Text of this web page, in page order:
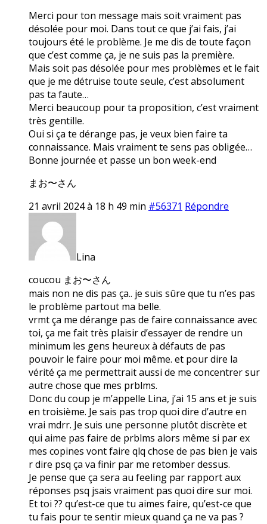
Merci pour ton message mais soit vraiment pas
désolée pour moi. Dans tout ce que j’ai fais, j’ai
toujours été le problème. Je me dis de toute façon
que c’est comme ça, je ne suis pas la première.
Mais soit pas désolée pour mes problèmes et le fait
que je me détruise toute seule, c’est absolument
pas ta faute…
Merci beaucoup pour ta proposition, c’est vraiment
très gentille.
Oui si ça te dérange pas, je veux bien faire ta
connaissance. Mais vraiment te sens pas obligée…
Bonne journée et passe un bon week-end
まお〜さん
21 avril 2024 à 18 h 49 min #56371 Répondre
Lina
coucou まお〜さん
mais non ne dis pas ça.. je suis sûre que tu n’es pas
le problème partout ma belle.
vrmt ça me dérange pas de faire connaissance avec
toi, ça me fait très plaisir d’essayer de rendre un
minimum les gens heureux à défauts de pas
pouvoir le faire pour moi même. et pour dire la
vérité ça me permettrait aussi de me concentrer sur
autre chose que mes prblms.
Donc du coup je m’appelle Lina, j’ai 15 ans et je suis
en troisième. Je sais pas trop quoi dire d’autre en
vrai mdrr. Je suis une personne plutôt discrète et
qui aime pas faire de prblms alors même si par ex
mes copines vont faire qlq chose de pas bien je vais
r dire psq ça va finir par me retomber dessus.
Je pense que ça sera au feeling par rapport aux
réponses psq jsais vraiment pas quoi dire sur moi.
Et toi ?? qu’est-ce que tu aimes faire, qu’est-ce que
tu fais pour te sentir mieux quand ça ne va pas ?